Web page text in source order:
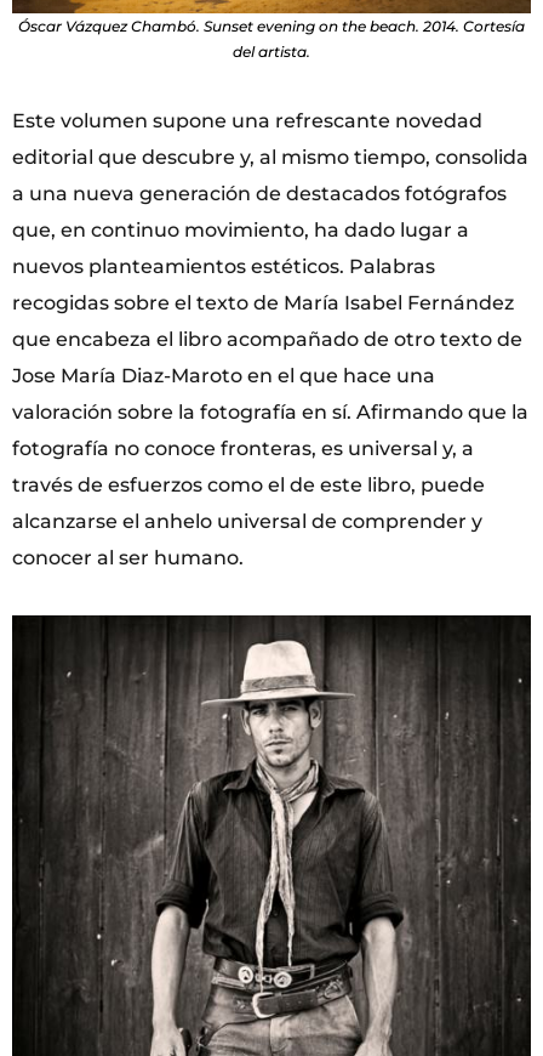
Óscar Vázquez Chambó. Sunset evening on the beach. 2014. Cortesía
del artista.
Este volumen supone una refrescante novedad
editorial que descubre y, al mismo tiempo, consolida
a una nueva generación de destacados fotógrafos
que, en continuo movimiento, ha dado lugar a
nuevos planteamientos estéticos. Palabras
recogidas sobre el texto de María Isabel Fernández
que encabeza el libro acompañado de otro texto de
Jose María Diaz-Maroto en el que hace una
valoración sobre la fotografía en sí. Afirmando que la
fotografía no conoce fronteras, es universal y, a
través de esfuerzos como el de este libro, puede
alcanzarse el anhelo universal de comprender y
conocer al ser humano.